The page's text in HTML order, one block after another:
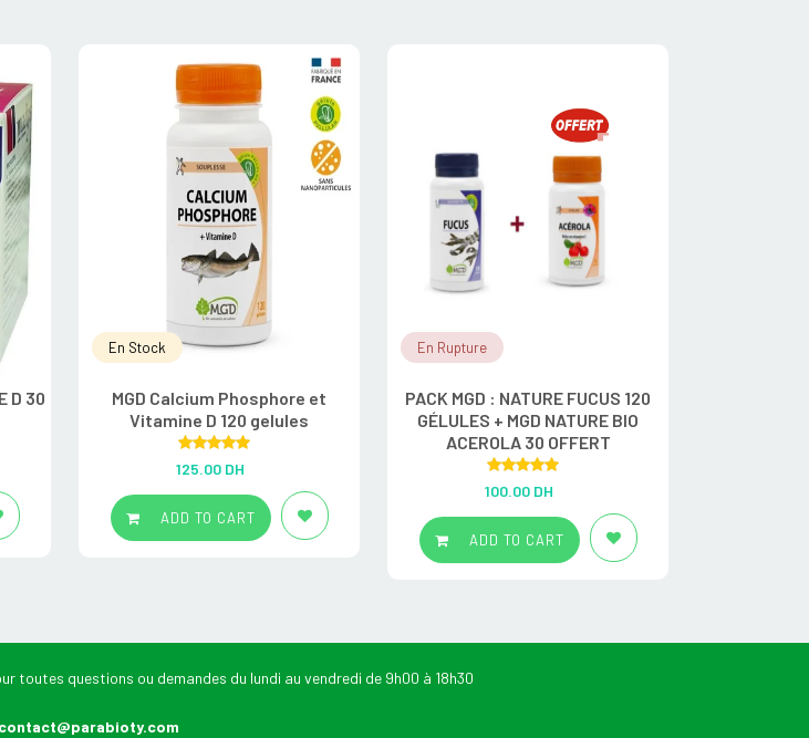
D 30
En Stock
MGD Calcium Phosphore et
Vitamine D 120 gelules
Rated 5.00
out of 5
125.00 DH
ADD TO CART
En Rupture
PACK MGD : NATURE FUCUS 120
GÉLULES + MGD NATURE BIO
ACEROLA 30 OFFERT
Rated 5.00
out of 5
100.00 DH
ADD TO CART
toutes questions ou demandes du lundi au vendredi de 9h00 à 18h30
contact@parabioty.com